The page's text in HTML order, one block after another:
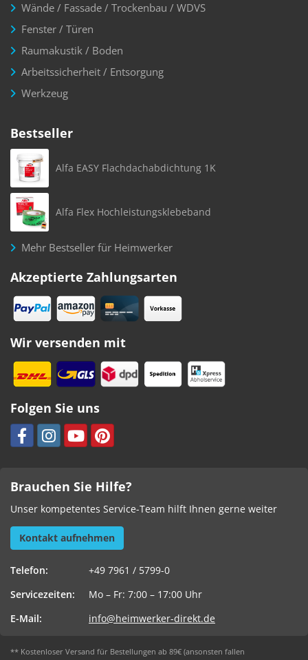
Wände / Fassade / Trockenbau / WDVS
Fenster / Türen
Raumakustik / Boden
Arbeitssicherheit / Entsorgung
Werkzeug
Bestseller
Alfa EASY Flachdachabdichtung 1K
Alfa Flex Hochleistungsklebeband
Mehr Bestseller für Heimwerker
Akzeptierte Zahlungsarten
Wir versenden mit
Folgen Sie uns
Brauchen Sie Hilfe?
Unser kompetentes Service-Team hilft Ihnen gerne weiter
Kontakt aufnehmen
Telefon:
+49 7961 / 5799-0
Servicezeiten:
Mo – Fr: 7:00 – 17:00 Uhr
E-Mail:
info@heimwerker-direkt.de
** Kostenloser Versand für Bestellungen ab 89€ (ansonsten fallen